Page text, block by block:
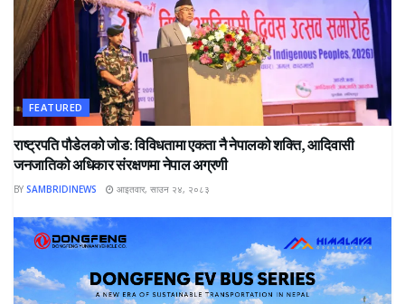
FEATURED
राष्ट्रपति पौडेलको जोड: विविधतामा एकता नै नेपालको शक्ति, आदिवासी
जनजातिको अधिकार संरक्षणमा नेपाल अग्रणी
BY SAMBRIDINEWS आइतवार, साउन २४, २०८३